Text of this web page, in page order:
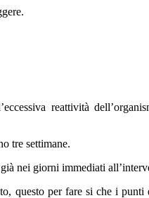
reattività
tre settimane.
nei giorni immediati
questo per fare si che i